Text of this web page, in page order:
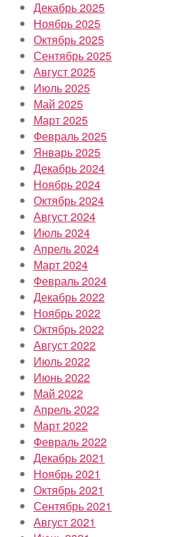
Декабрь 2025
Ноябрь 2025
Октябрь 2025
Сентябрь 2025
Август 2025
Июль 2025
Май 2025
Март 2025
Февраль 2025
Январь 2025
Декабрь 2024
Ноябрь 2024
Октябрь 2024
Август 2024
Июль 2024
Апрель 2024
Март 2024
Февраль 2024
Декабрь 2022
Ноябрь 2022
Октябрь 2022
Август 2022
Июль 2022
Июнь 2022
Май 2022
Апрель 2022
Март 2022
Февраль 2022
Декабрь 2021
Ноябрь 2021
Октябрь 2021
Сентябрь 2021
Август 2021